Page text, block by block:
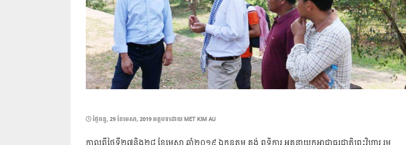
POSTED
ថ្ងៃ​ចន្ទ, 29 ខែ​មេសា, 2019អត្ថបទដោយ MET KIM AU